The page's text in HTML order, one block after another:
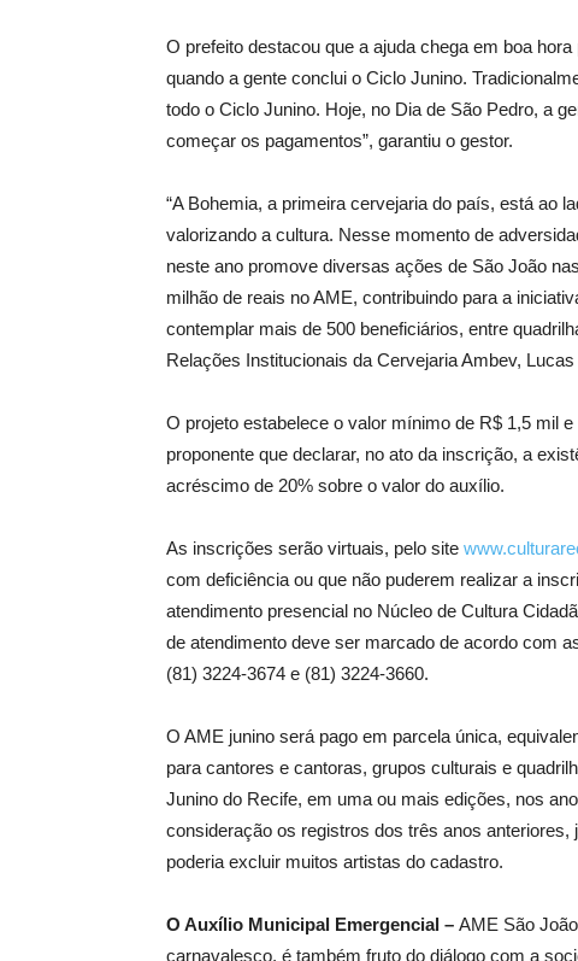
O prefeito destacou que a ajuda chega em boa
quando a gente conclui o Ciclo Junino.
todo o Ciclo Junino. Hoje, no Dia de São Pedro, a
começar os pagamentos”, garantiu o gestor.
“A Bohemia, a primeira cervejaria do país, está ao
valorizando a cultura. Nesse momento de
neste ano promove diversas ações de São João
milhão de reais no AME, contribuindo para a
contemplar mais de 500 beneficiários, entre
Relações Institucionais da Cervejaria Ambev, Lucas
O projeto estabelece o valor mínimo de R$ 1,5 mil
proponente que declarar, no ato da inscrição, a
acréscimo de 20% sobre o valor do auxílio.
As inscrições serão virtuais, pelo site
com deficiência ou que não puderem realizar a
atendimento presencial no Núcleo de Cultura
de atendimento deve ser marcado de acordo com
(81) 3224-3674 e (81) 3224-3660.
O AME junino será pago em parcela única,
para cantores e cantoras, grupos culturais e
Junino do Recife, em uma ou mais edições, nos
consideração os registros dos três anos
poderia excluir muitos artistas do cadastro.
O Auxílio Municipal Emergencial – AME São
carnavalesco, é também fruto do diálogo com a